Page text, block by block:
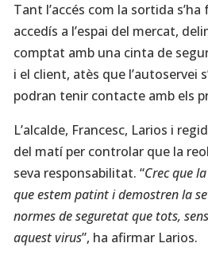
Tant l’accés com la sortida
accedís a l’espai del mercat,
comptat amb una cinta de
i el client, atès que l’autoservei
podran tenir contacte amb els
L’alcalde, Francesc, Larios i
del matí per controlar que la
seva responsabilitat. “Crec que
que estem patint i demostren la
normes de seguretat que tots,
aquest virus”, ha afirmar Larios.